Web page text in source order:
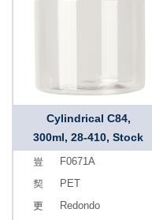
Cylindrical C84,
300ml, 28-410, Stock
F0671A
PET
Redondo